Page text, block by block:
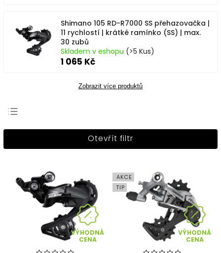
Shimano 105 RD-R7000 SS přehazovačka |
11 rychlostí | krátké ramínko (SS) | max.
30 zubů
Skladem v eshopu (>5 Kus)
1 065 Kč
Zobrazit více produktů
Nejprodávanější
Abecedně
Otevřít filtr
VÝHODNÁ
CENA
AKCE
TIP
VÝHODNÁ
CENA